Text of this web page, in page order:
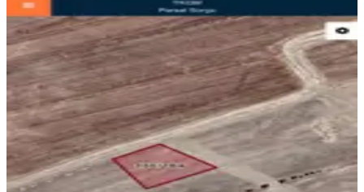
Kayıhanda Satılık Fırsat Arsa
İhsaniye, Türbe Mahallesi
318 m²
1.462/m²·20.07.2026
465.000 ₺
sağlam emlak Hakan Özkökeli